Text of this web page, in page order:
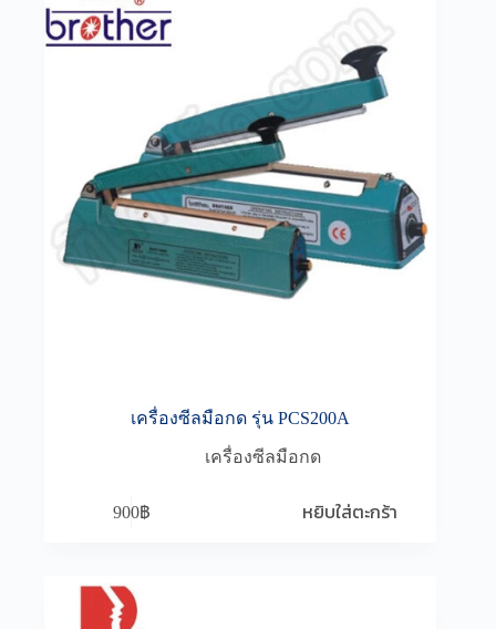
เครื่องซีลมือกด รุ่น PCS200A
เครื่องซีลมือกด
900฿ หยิบใส่ตะกร้า